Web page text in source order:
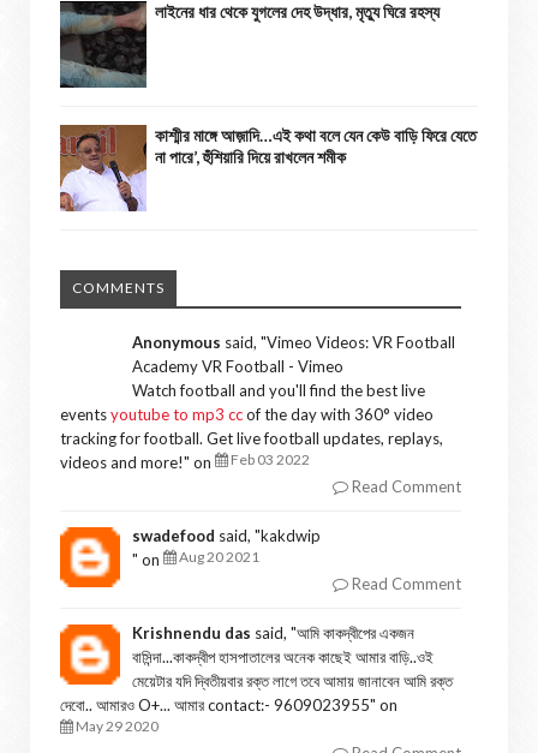
লাইনের ধার থেকে যুগলের দেহ উদ্ধার, মৃত্যু ঘিরে রহস্য
কাশ্মীর মাঙ্গে আজ়াদি…এই কথা বলে যেন কেউ বাড়ি ফিরে যেতে
না পারে’, হুঁশিয়ারি দিয়ে রাখলেন শমীক
COMMENTS
Anonymous said, "Vimeo Videos: VR Football
Academy VR Football - Vimeo
Watch football and you'll find the best live
eventsyoutube to mp3 ccof the day with 360° video
tracking for football. Get live football updates, replays,
videos and more!" on Feb 03 2022
Read Comment
swadefood said, "kakdwip
" on
Aug 20 2021
Read Comment
Krishnendu das said, "আমি কাকদ্বীপের একজন
বাসিন্দা...কাকদ্বীপ হাসপাতালের অনেক কাছেই আমার বাড়ি..ওই
মেয়েটার যদি দ্বিতীয়বার রক্ত লাগে তবে আমায় জানাবেন আমি রক্ত
দেবো.. আমারও O+... আমার contact:- 9609023955" on
May 29 2020